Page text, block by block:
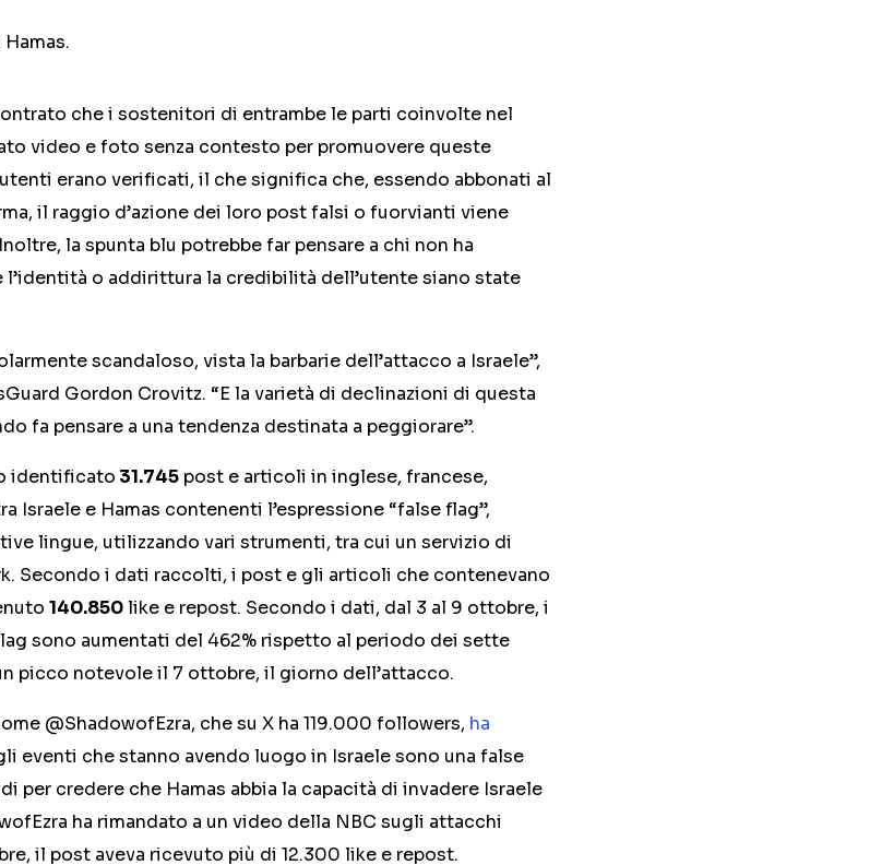
che i sostenitori di entrambe le parti coinvolte nel
video e foto senza contesto per promuovere queste
erano verificati, il che significa che, essendo abbonati al
il raggio d’azione dei loro post falsi o fuorvianti viene
la spunta blu potrebbe far pensare a chi non ha
o addirittura la credibilità dell’utente siano state
scandaloso, vista la barbarie dell’attacco a Israele”,
Gordon Crovitz. “E la varietà di declinazioni di questa
fa pensare a una tendenza destinata a peggiorare”.
identificato 31.745 post e articoli in inglese, francese,
Israele e Hamas contenenti l’espressione “false flag”,
lingue, utilizzando vari strumenti, tra cui un servizio di
Secondo i dati raccolti, i post e gli articoli che contenevano
140.850like e repost. Secondo i dati, dal 3 al 9 ottobre, i
sono aumentati del 462% rispetto al periodo dei sette
picco notevole il 7 ottobre, il giorno dell’attacco.
@ShadowofEzra, che su X ha 119.000 followers, ha
eventi che stanno avendo luogo in Israele sono una false
per credere che Hamas abbia la capacità di invadere Israele
ha rimandato a un video della NBC sugli attacchi
il post aveva ricevuto più di 12.300 like e repost.